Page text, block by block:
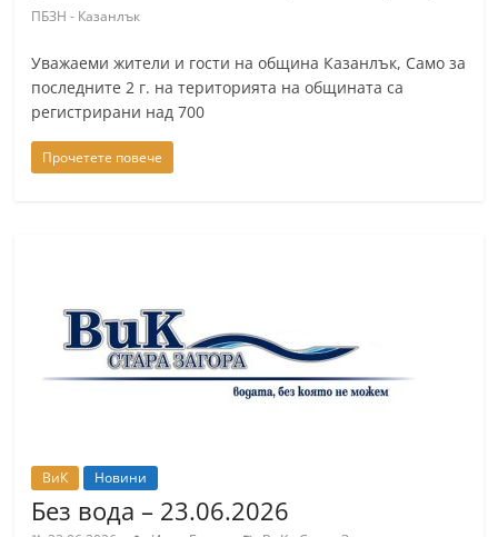
ПБЗН - Казанлък
Уважаеми жители и гости на община Казанлък, Само за
последните 2 г. на територията на общината са
регистрирани над 700
Прочетете повече
ВиК Новини
Без вода – 23.06.2026